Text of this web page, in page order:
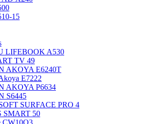
15
LIFEBOOK A530
TV 49
AKOYA E6240T
E7222
AKOYA P6634
S6445
SURFACE PRO 4
SMART 50
CW10Q3